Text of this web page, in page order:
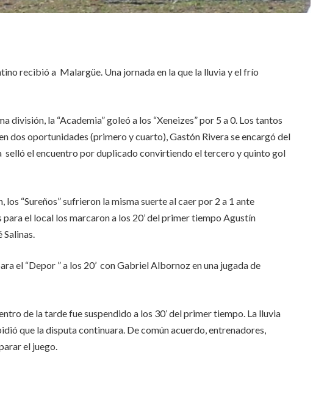
recibió a Malargüe. Una jornada en la que la lluvia y el frío
división, la “Academia” goleó a los “Xeneizes” por 5 a 0. Los tantos
dos oportunidades (primero y cuarto), Gastón Rivera se encargó del
selló el encuentro por duplicado convirtiendo el tercero y quinto gol
“Sureños” sufrieron la misma suerte al caer por 2 a 1 ante
el local los marcaron a los 20’ del primer tiempo Agustín
el “Depor ” a los 20’ con Gabriel Albornoz en una jugada de
de la tarde fue suspendido a los 30’ del primer tiempo. La lluvia
que la disputa continuara. De común acuerdo, entrenadores,
el juego.